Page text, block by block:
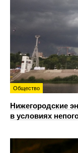
Общество
Нижегородские
в условиях